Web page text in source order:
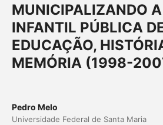
MUNICIPALIZANDO
INFANTIL PÚBLICA
EDUCAÇÃO,
MEMÓRIA (1998-
Pedro Melo
Universidade Federal de Santa Maria